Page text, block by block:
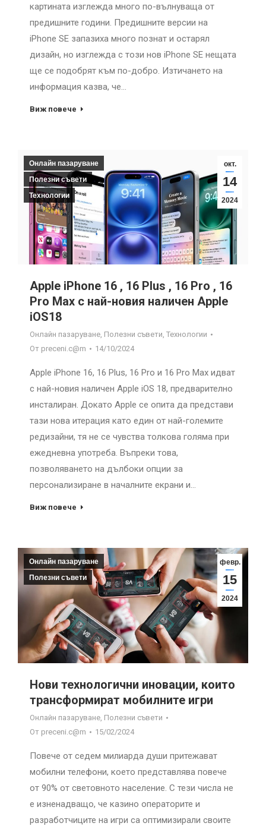
картината изглежда много по-вълнуваща от
предишните години. Предишните версии на
iPhone SE запазиха много познат и остарял
дизайн, но изглежда с този нов iPhone SE нещата
ще се подобрят към по-добро. Изтичането на
информация казва, че…
Виж повече
окт.
14
2024
Онлайн пазаруване
Полезни съвети
Технологии
Apple iPhone 16 , 16 Plus , 16 Pro , 16
Pro Max с най-новия наличен Apple
iOS18
Онлайн пазаруване, Полезни съвети, Технологии
От preceni.c@m 14/10/2024
Apple iPhone 16, 16 Plus, 16 Pro и 16 Pro Max идват
с най-новия наличен Apple iOS 18, предварително
инсталиран. Докато Apple се опита да представи
тази нова итерация като един от най-големите
редизайни, тя не се чувства толкова голяма при
ежедневна употреба. Въпреки това,
позволяването на дълбоки опции за
персонализиране в началните екрани и…
Виж повече
февр.
15
2024
Онлайн пазаруване
Полезни съвети
Нови технологични иновации, които
трансформират мобилните игри
Онлайн пазаруване, Полезни съвети
От preceni.c@m 15/02/2024
Повече от седем милиарда души притежават
мобилни телефони, което представлява повече
от 90% от световното население. С тези числа не
е изненадващо, че казино операторите и
разработчиците на игри са оптимизирали своите